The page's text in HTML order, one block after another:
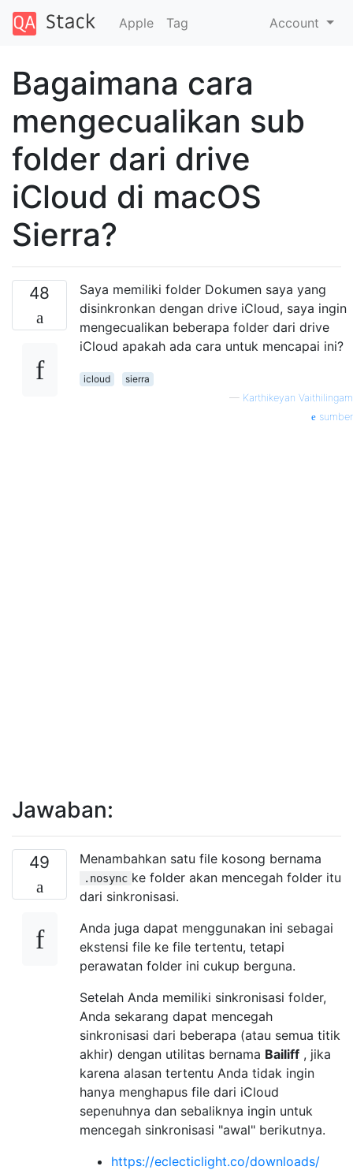
Apple Tag Account
Bagaimana cara
mengecualikan sub
folder dari drive
iCloud di macOS
Sierra?
48
Saya memiliki folder Dokumen saya yang
disinkronkan dengan drive iCloud, saya ingin
mengecualikan beberapa folder dari drive
iCloud apakah ada cara untuk mencapai ini?
icloud
sierra
— Karthikeyan Vaithilingam
sumber
Jawaban:
49 Menambahkan satu file kosong bernama
.nosync ke folder akan mencegah folder itu
dari sinkronisasi.
Anda juga dapat menggunakan ini sebagai
ekstensi file ke file tertentu, tetapi
perawatan folder ini cukup berguna.
Setelah Anda memiliki sinkronisasi folder,
Anda sekarang dapat mencegah
sinkronisasi dari beberapa (atau semua titik
akhir) dengan utilitas bernama Bailiff , jika
karena alasan tertentu Anda tidak ingin
hanya menghapus file dari iCloud
sepenuhnya dan sebaliknya ingin untuk
mencegah sinkronisasi "awal" berikutnya.
https://eclecticlight.co/downloads/